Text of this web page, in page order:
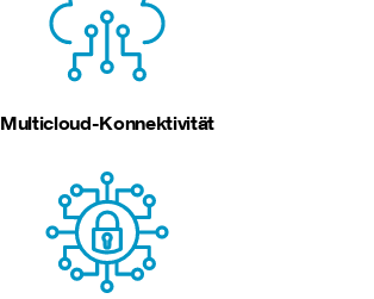
Multicloud-Konnektivität